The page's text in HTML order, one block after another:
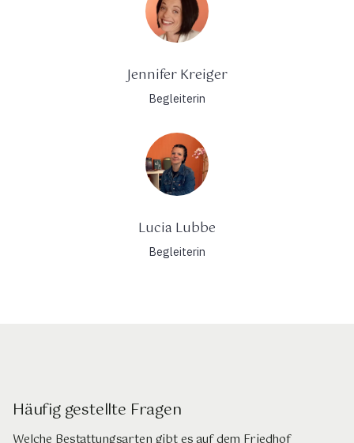
Jennifer Kreiger
Begleiterin
Lucia Lubbe
Begleiterin
Häufig gestellte Fragen